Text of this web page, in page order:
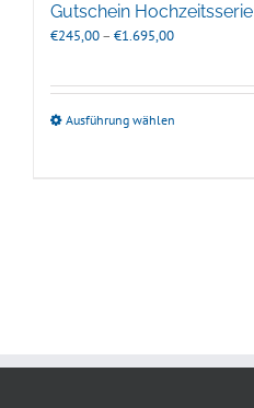
Gutschein Hochzeitsserie
€245,00– €1.695,00Preisspanne:
€1.695,00
Ausführung wählen